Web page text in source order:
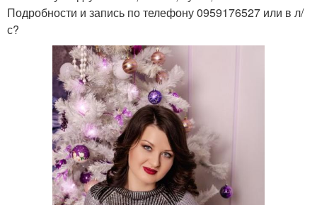
Подробности и запись по телефону 0959176527 или в л/
с?